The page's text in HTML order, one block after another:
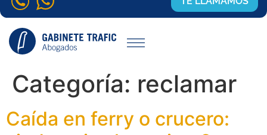
Categoría: reclamar
Caída en ferry o crucero: